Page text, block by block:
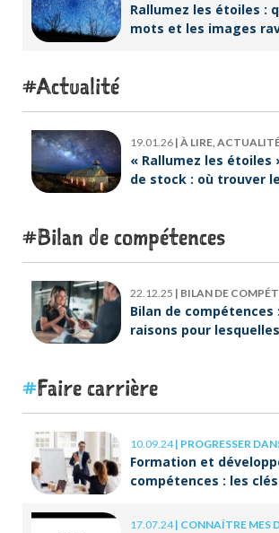
Rallumez les étoiles :
mots et les images
Actualité
19.01.26 | À LIRE,
« Rallumez les étoiles
de stock : où trouver
Bilan de compétences
22.12.25 | BILAN DE
Bilan de compétences
raisons pour lesquelles
Faire carrière
10.09.24| PROGRESSER
Formation et
compétences : les
17.07.24| CONNAÎTRE MES